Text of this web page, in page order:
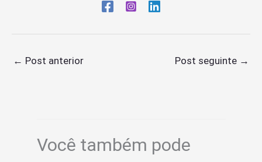
← Post anterior Post seguinte →
Você também pode